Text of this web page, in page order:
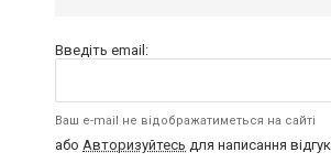
Введіть email:
Ваш e-mail не відображатиметься на сайті
або Авторизуйтесь для написання